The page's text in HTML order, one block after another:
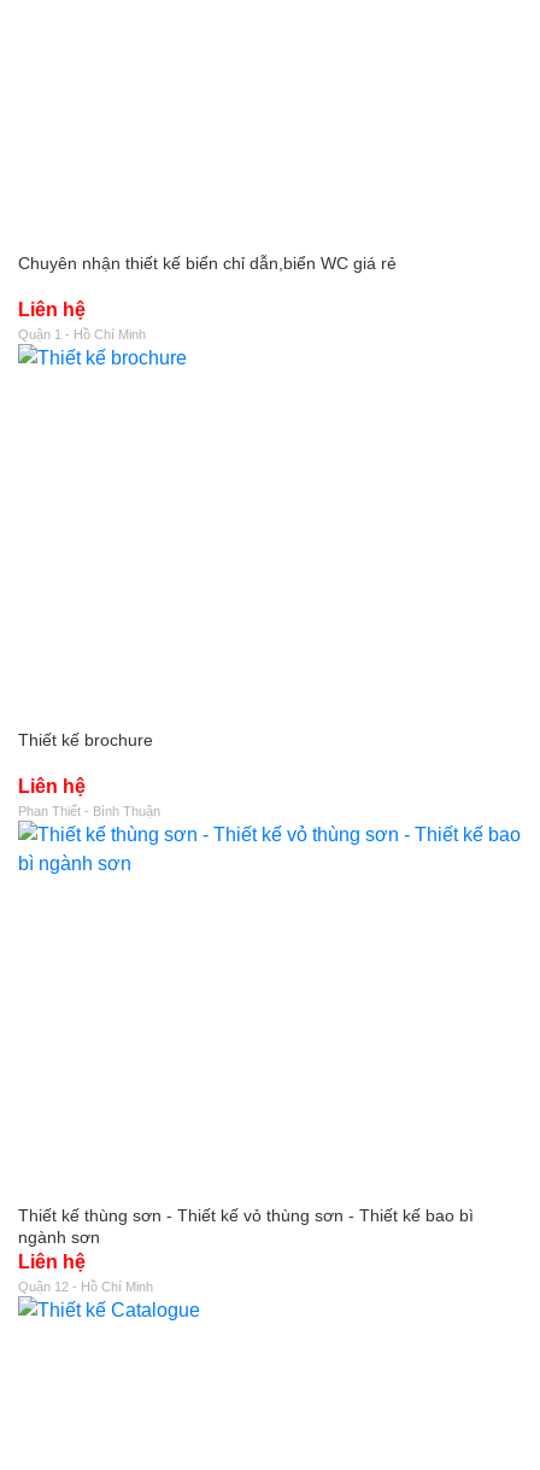
Chuyên nhận thiết kế biển chỉ dẫn,biển WC giá rẻ
Liên hệ
Quận 1 - Hồ Chí Minh
Thiết kế brochure
Liên hệ
Phan Thiết - Bình Thuận
Thiết kế thùng sơn - Thiết kế vỏ thùng sơn - Thiết kế bao bì
ngành sơn
Liên hệ
Quận 12 - Hồ Chí Minh